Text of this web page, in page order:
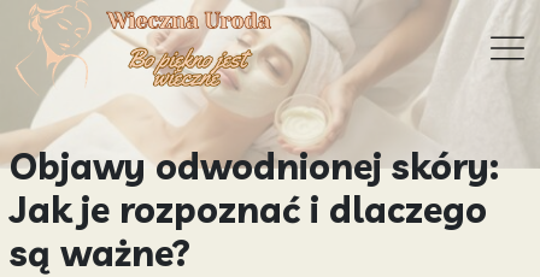
Objawy odwodnionej skóry:
Jak je rozpoznać i dlaczego
są ważne?